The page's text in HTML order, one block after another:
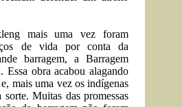
mais uma vez foram
de vida por conta da
barragem, a Barragem
Essa obra acabou alagando
mais uma vez os indígenas
Muitas das promessas